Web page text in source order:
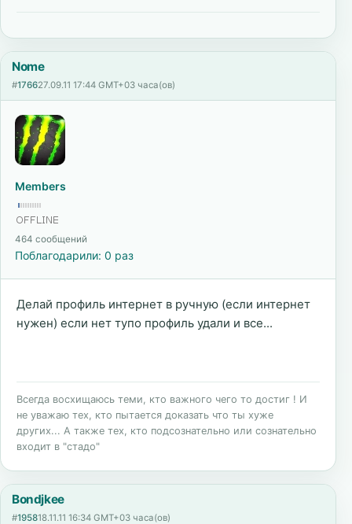
Nome
#176627.09.11 17:44 GMT+03 часа(ов)
Members
464 сообщений
Поблагодарили: 0 раз
Делай профиль интернет в ручную (если интернет
нужен) если нет тупо профиль удали и все...
Всегда восхищаюсь теми, кто важного чего то достиг ! И
не уважаю тех, кто пытается доказать что ты хуже
других... А также тех, кто подсознательно или сознательно
входит в "стадо"
Bondjkee
#195818.11.11 16:34 GMT+03 часа(ов)